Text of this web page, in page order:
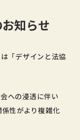
知らせ
「デザインと法協
への浸透に伴い
性がより複雑化